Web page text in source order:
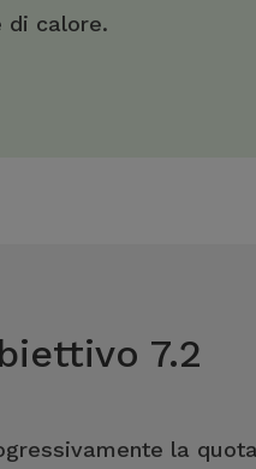
di calore.
7.2
la